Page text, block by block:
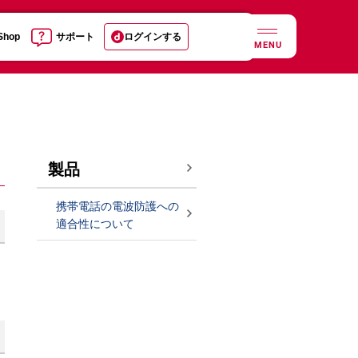
サポート ログインする
MENU
製品
携帯電話の電波防護への
適合性について